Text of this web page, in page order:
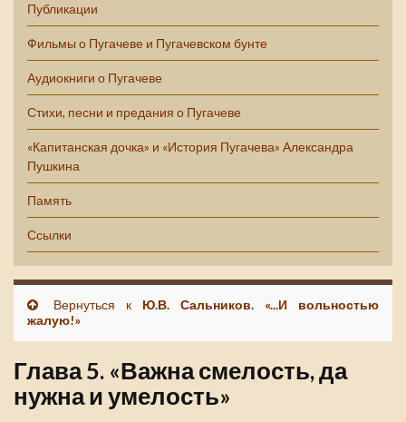
Публикации
Фильмы о Пугачеве и Пугачевском бунте
Аудиокниги о Пугачеве
Стихи, песни и предания о Пугачеве
«Капитанская дочка» и «История Пугачева» Александра
Пушкина
Память
Ссылки
Вернуться к Ю.В. Сальников. «...И вольностью
жалую!»
Глава 5. «Важна смелость, да
нужна и умелость»